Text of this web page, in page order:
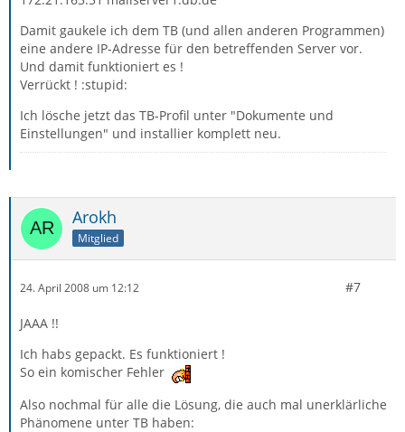
Damit gaukele ich dem TB (und allen anderen Programmen)
eine andere IP-Adresse für den betreffenden Server vor.
Und damit funktioniert es !
Verrückt ! :stupid:
Ich lösche jetzt das TB-Profil unter "Dokumente und
Einstellungen" und installier komplett neu.
Arokh
Mitglied
24. April 2008 um 12:12 #7
JAAA !!
Ich habs gepackt. Es funktioniert !
So ein komischer Fehler
Also nochmal für alle die Lösung, die auch mal unerklärliche
Phänomene unter TB haben: